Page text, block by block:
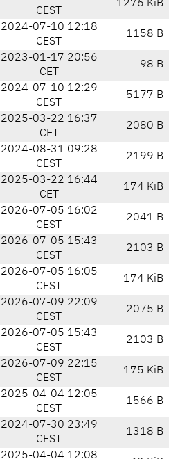
CEST
1276 KiB
2024-07-10 12:18
CEST
1158 B
2023-01-17 20:56
CET
98 B
2024-07-10 12:29
CEST
5177 B
2025-03-22 16:37
CET
2080 B
2024-08-31 09:28
CEST
2199 B
2025-03-22 16:44
CET
174 KiB
2026-07-05 16:02
CEST
2041 B
2026-07-05 15:43
CEST
2103 B
2026-07-05 16:05
CEST
174 KiB
2026-07-09 22:09
CEST
2075 B
2026-07-05 15:43
CEST
2103 B
2026-07-09 22:15
CEST
175 KiB
2025-04-04 12:05
CEST
1566 B
2024-07-30 23:49
CEST
1318 B
2025-04-04 12:08